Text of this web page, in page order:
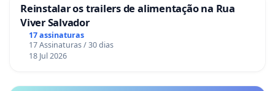
Reinstalar os trailers de alimentação na Rua
Viver Salvador
17 assinaturas
17 Assinaturas / 30 dias
18 Jul 2026